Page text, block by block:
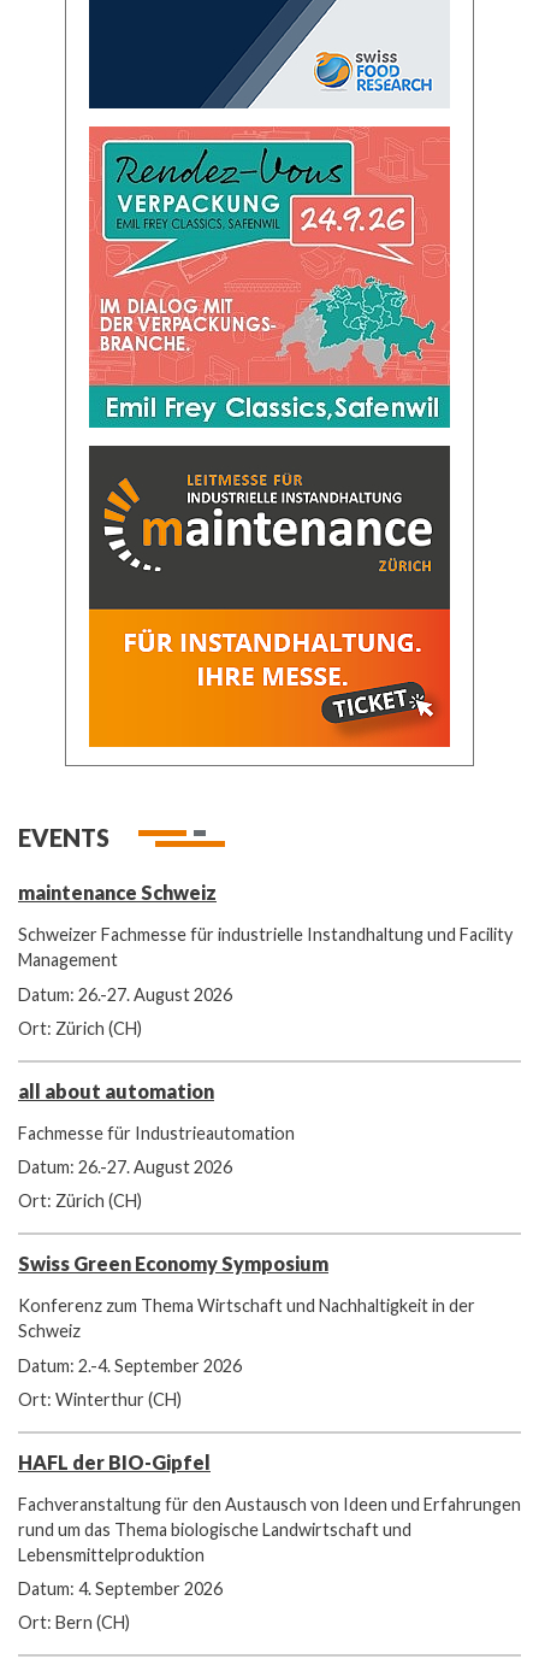
EVENTS
maintenance Schweiz
Schweizer Fachmesse für industrielle Instandhaltung und Facility
Management
Datum: 26.-27. August 2026
Ort: Zürich (CH)
all about automation
Fachmesse für Industrieautomation
Datum: 26.-27. August 2026
Ort: Zürich (CH)
Swiss Green Economy Symposium
Konferenz zum Thema Wirtschaft und Nachhaltigkeit in der
Schweiz
Datum: 2.-4. September 2026
Ort: Winterthur (CH)
HAFL der BIO-Gipfel
Fachveranstaltung für den Austausch von Ideen und Erfahrungen
rund um das Thema biologische Landwirtschaft und
Lebensmittelproduktion
Datum: 4. September 2026
Ort: Bern (CH)